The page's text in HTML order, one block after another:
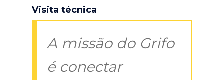
Visita técnica
A missão do Grifo
é conectar